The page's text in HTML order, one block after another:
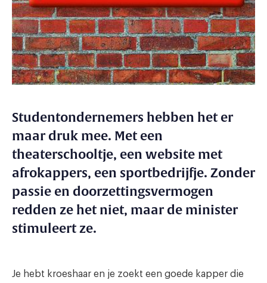
Studentondernemers hebben het er
maar druk mee. Met een
theaterschooltje, een website met
afrokappers, een sportbedrijfje. Zonder
passie en doorzettingsvermogen
redden ze het niet, maar de minister
stimuleert ze.
Je hebt kroeshaar en je zoekt een goede kapper die